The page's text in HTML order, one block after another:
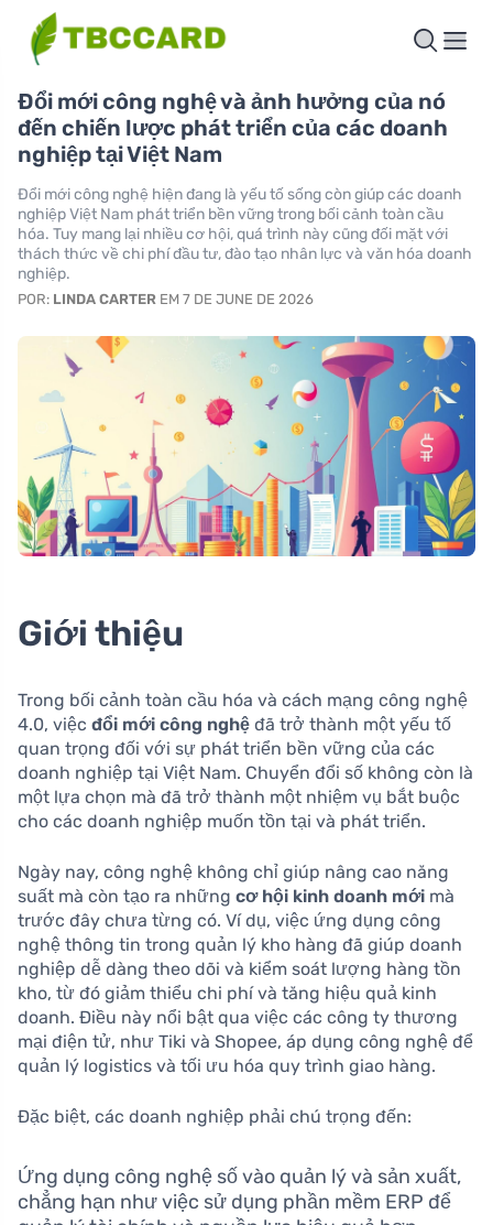
Đổi mới công nghệ và ảnh hưởng của nó
đến chiến lược phát triển của các doanh
nghiệp tại Việt Nam
Đổi mới công nghệ hiện đang là yếu tố sống còn giúp các doanh
nghiệp Việt Nam phát triển bền vững trong bối cảnh toàn cầu
hóa. Tuy mang lại nhiều cơ hội, quá trình này cũng đối mặt với
thách thức về chi phí đầu tư, đào tạo nhân lực và văn hóa doanh
nghiệp.
POR: LINDA CARTER EM 7 DE JUNE DE 2026
Giới thiệu
Trong bối cảnh toàn cầu hóa và cách mạng công nghệ
4.0, việc đổi mới công nghệ đã trở thành một yếu tố
quan trọng đối với sự phát triển bền vững của các
doanh nghiệp tại Việt Nam. Chuyển đổi số không còn là
một lựa chọn mà đã trở thành một nhiệm vụ bắt buộc
cho các doanh nghiệp muốn tồn tại và phát triển.
Ngày nay, công nghệ không chỉ giúp nâng cao năng
suất mà còn tạo ra những cơ hội kinh doanh mới mà
trước đây chưa từng có. Ví dụ, việc ứng dụng công
nghệ thông tin trong quản lý kho hàng đã giúp doanh
nghiệp dễ dàng theo dõi và kiểm soát lượng hàng tồn
kho, từ đó giảm thiểu chi phí và tăng hiệu quả kinh
doanh. Điều này nổi bật qua việc các công ty thương
mại điện tử, như Tiki và Shopee, áp dụng công nghệ để
quản lý logistics và tối ưu hóa quy trình giao hàng.
Đặc biệt, các doanh nghiệp phải chú trọng đến:
Ứng dụng công nghệ số vào quản lý và sản xuất,
chẳng hạn như việc sử dụng phần mềm ERP để